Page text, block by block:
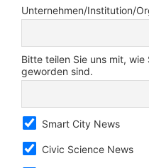
Unternehmen/Institution/
Bitte teilen Sie uns mit,
geworden sind.
Smart City News
Civic Science News